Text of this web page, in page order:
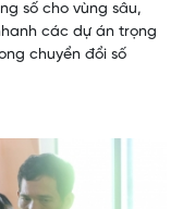
số cho vùng sâu,
các dự án trọng
chuyển đổi số